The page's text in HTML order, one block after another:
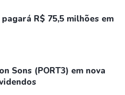
R$ 75,5 milhões em
Sons (PORT3) em nova